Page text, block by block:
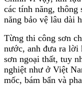
các tính năng, thông
năng bảo vệ lâu dài
Từng thi công sơn
nước, anh đưa ra lời
sơn ngoại thất, tuy
nghiệt như ở Việt
mốc, bám bẩn và